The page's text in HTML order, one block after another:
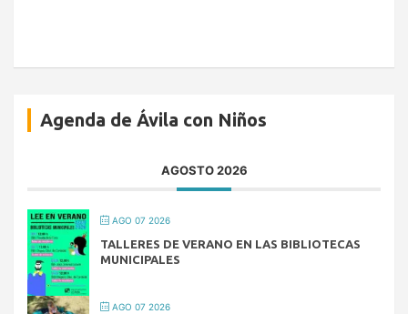
Agenda de Ávila con Niños
AGOSTO 2026
AGO 07 2026
TALLERES DE VERANO EN LAS BIBLIOTECAS
MUNICIPALES
AGO 07 2026